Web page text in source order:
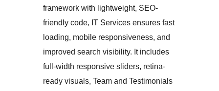
framework with lightweight, SEO-
friendly code, IT Services ensures fast
loading, mobile responsiveness, and
improved search visibility. It includes
full-width responsive sliders, retina-
ready visuals, Team and Testimonials